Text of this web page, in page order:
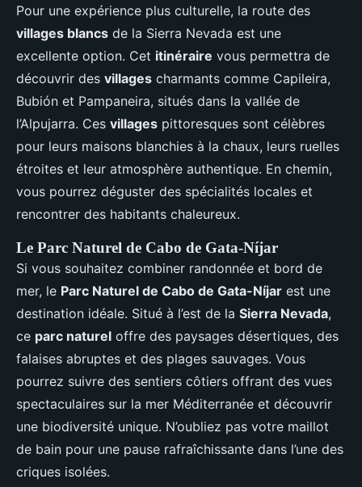
Pour une expérience plus culturelle, la route des
villages blancs de la Sierra Nevada est une
excellente option. Cet itinéraire vous permettra de
découvrir des villages charmants comme Capileira,
Bubión et Pampaneira, situés dans la vallée de
l’Alpujarra. Ces villages pittoresques sont célèbres
pour leurs maisons blanchies à la chaux, leurs ruelles
étroites et leur atmosphère authentique. En chemin,
vous pourrez déguster des spécialités locales et
rencontrer des habitants chaleureux.
Le Parc Naturel de Cabo de Gata-Níjar
Si vous souhaitez combiner randonnée et bord de
mer, le Parc Naturel de Cabo de Gata-Níjar est une
destination idéale. Situé à l’est de la Sierra Nevada,
ce parc naturel offre des paysages désertiques, des
falaises abruptes et des plages sauvages. Vous
pourrez suivre des sentiers côtiers offrant des vues
spectaculaires sur la mer Méditerranée et découvrir
une biodiversité unique. N’oubliez pas votre maillot
de bain pour une pause rafraîchissante dans l’une des
criques isolées.